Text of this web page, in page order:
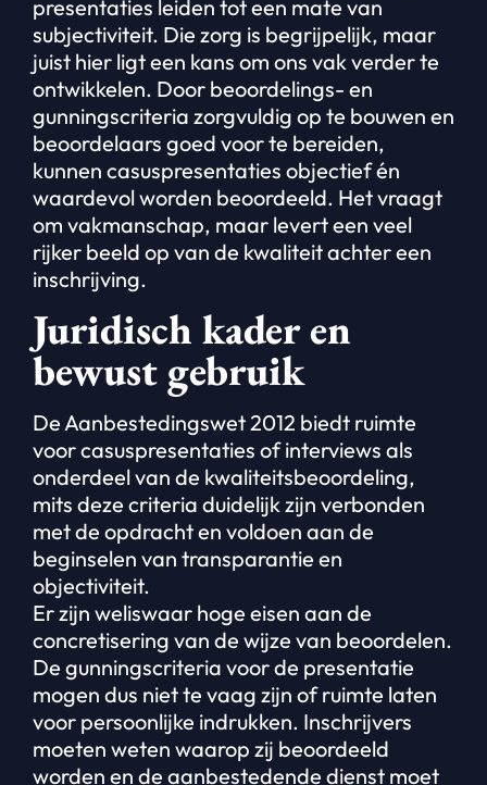
presentaties leiden tot een mate van
subjectiviteit. Die zorg is begrijpelijk, maar
juist hier ligt een kans om ons vak verder te
ontwikkelen. Door beoordelings- en
gunningscriteria zorgvuldig op te bouwen en
beoordelaars goed voor te bereiden,
kunnen casuspresentaties objectief én
waardevol worden beoordeeld. Het vraagt
om vakmanschap, maar levert een veel
rijker beeld op van de kwaliteit achter een
inschrijving.
Juridisch kader en
bewust gebruik
De Aanbestedingswet 2012 biedt ruimte
voor casuspresentaties of interviews als
onderdeel van de kwaliteitsbeoordeling,
mits deze criteria duidelijk zijn verbonden
met de opdracht en voldoen aan de
beginselen van transparantie en
objectiviteit.
Er zijn weliswaar hoge eisen aan de
concretisering van de wijze van beoordelen.
De gunningscriteria voor de presentatie
mogen dus niet te vaag zijn of ruimte laten
voor persoonlijke indrukken. Inschrijvers
moeten weten waarop zij beoordeeld
worden en de aanbestedende dienst moet